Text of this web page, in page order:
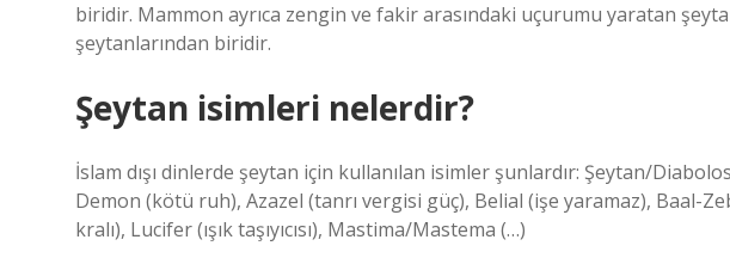
biridir. Mammon ayrıca zengin ve fakir arasındaki uçurumu yaratan
şeytanlarından biridir.
Şeytan isimleri nelerdir?
İslam dışı dinlerde şeytan için kullanılan isimler şunlardır: Şeytan/
Demon (kötü ruh), Azazel (tanrı vergisi güç), Belial (işe yaramaz), Baal-
kralı), Lucifer (ışık taşıyıcısı), Mastima/Mastema (…)